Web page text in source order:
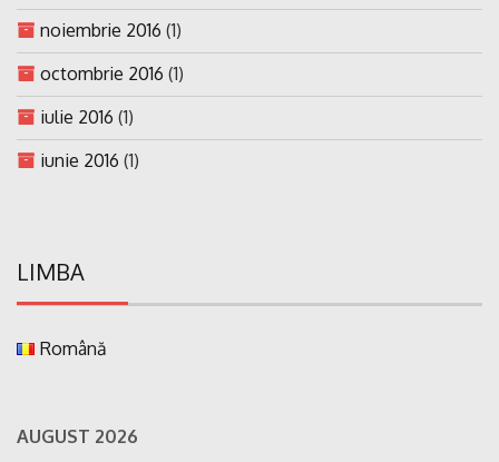
noiembrie 2016 (1)
octombrie 2016 (1)
iulie 2016 (1)
iunie 2016 (1)
LIMBA
Română
AUGUST 2026